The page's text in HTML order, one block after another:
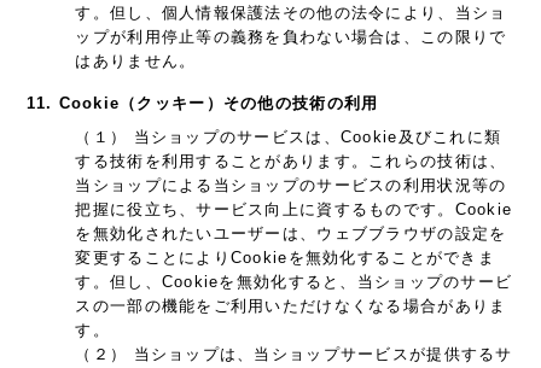
す。但し、個人情報保護法その他の法令により、当ショ
ップが利用停止等の義務を負わない場合は、この限りで
はありません。
11. Cookie（クッキー）その他の技術の利用
（１） 当ショップのサービスは、Cookie及びこれに類
する技術を利用することがあります。これらの技術は、
当ショップによる当ショップのサービスの利用状況等の
把握に役立ち、サービス向上に資するものです。Cookie
を無効化されたいユーザーは、ウェブブラウザの設定を
変更することによりCookieを無効化することができま
す。但し、Cookieを無効化すると、当ショップのサービ
スの一部の機能をご利用いただけなくなる場合がありま
す。
（２） 当ショップは、当ショップサービスが提供するサ